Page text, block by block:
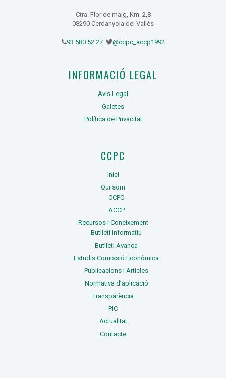
Ctra. Flor de maig, Km. 2,8
08290 Cerdanyola del Vallès
93 580 52 27 @ccpc_accp1992
INFORMACIÓ LEGAL
Avís Legal
Galetes
Política de Privacitat
CCPC
Inici
Qui som
CCPC
ACCP
Recursos i Coneixement
Butlletí Informatiu
Butlletí Avança
Estudis Comissió Econòmica
Publicacions i Articles
Normativa d’aplicació
Transparència
PIC
Actualitat
Contacte